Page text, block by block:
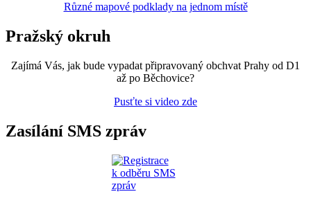
Různé mapové podklady na jednom místě
Pražský okruh
Zajímá Vás, jak bude vypadat připravovaný obchvat Prahy od D1
až po Běchovice?
Pusťte si video zde
Zasílání SMS zpráv